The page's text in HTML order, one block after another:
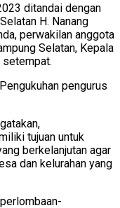
ditandai dengan
H. Nanang
perwakilan anggota
Selatan, Kepala
setempat.
pengurus
tujuan untuk
berkelanjutan agar
dan kelurahan yang